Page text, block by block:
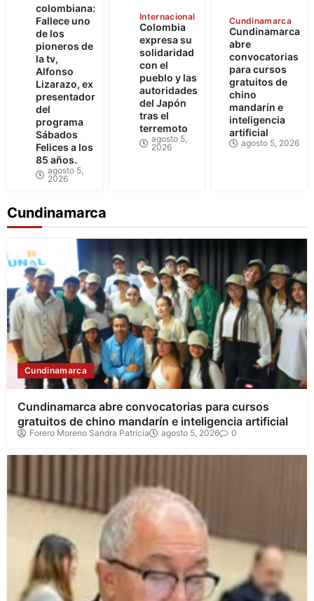
colombiana:
Fallece uno
de los
pioneros de
la tv,
Alfonso
Lizarazo, ex
presentador
del
programa
Sábados
Felices a los
85 años.
agosto 5,
2026
Internacional
Colombia
expresa su
solidaridad
con el
pueblo y las
autoridades
del Japón
tras el
terremoto
agosto 5,
2026
Cundinamarca
Cundinamarca
abre
convocatorias
para cursos
gratuitos de
chino
mandarín e
inteligencia
artificial
agosto 5, 2026
Cundinamarca
Cundinamarca
Cundinamarca abre convocatorias para cursos
gratuitos de chino mandarín e inteligencia artificial
Forero Moreno Sandra Patricia agosto 5, 2026 0